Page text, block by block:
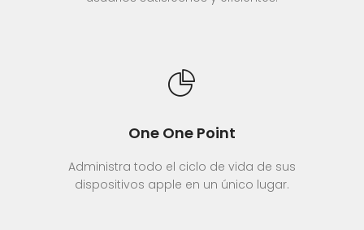
One One Point
Administra todo el ciclo de vida de sus
dispositivos apple en un único lugar.